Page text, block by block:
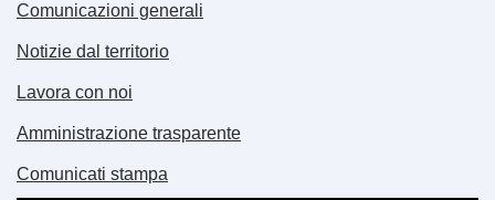
Comunicazioni generali
Notizie dal territorio
Lavora con noi
Amministrazione trasparente
Comunicati stampa